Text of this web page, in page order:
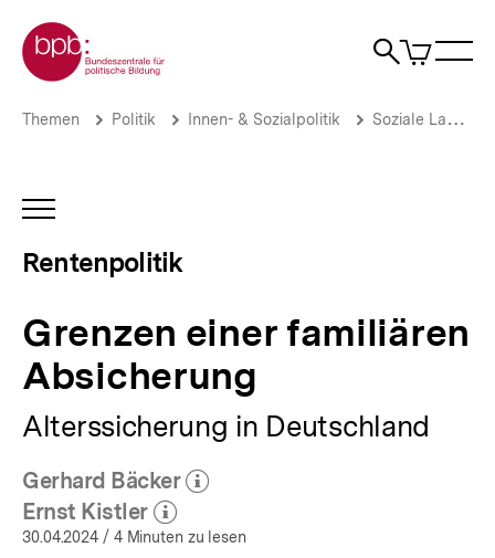
zum
Seiteninhalt
springen
Zur Startseite der bpb
Suche
Artikel
im
Grenzen
Rentenpolitik
bpb.de
Brotkrümelnavigation
Pfadnavigation
Themen Politik Innen- & Sozialpolitik Soziale Lage
INHALTSNAVIGATION
Rentenpolitik
Grenzen einer familiären
Absicherung
Alterssicherung in Deutschland
Gerhard Bäcker
(Mehr zum Autor)
Ernst Kistler
(Mehr zum Autor)
öffnen
30.04.2024 / 4 Minuten zu lesen